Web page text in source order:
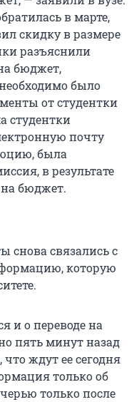
в марте,
скидку в размере
разъяснили
бюджет,
было
от студентки
студентки
почту
была
в результате
на бюджет.
снова связались с
которую
и о переводе на
пять минут назад
ждут ее сегодня
только об
только после